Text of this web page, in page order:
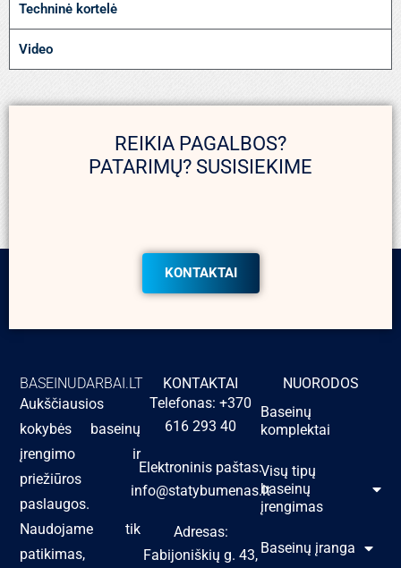
Techninė kortelė
Video
REIKIA PAGALBOS?
PATARIMŲ? SUSISIEKIME
KONTAKTAI
BASEINUDARBAI.LT
Aukščiausios
kokybės baseinų
įrengimo ir
priežiūros
paslaugos.
Naudojame tik
patikimas,
KONTAKTAI
Telefonas: +370
616 293 40
Elektroninis paštas:
info@statybumenas.lt
Adresas:
Fabijoniškių g. 43,
NUORODOS
Baseinų
komplektai
Visų tipų
baseinų
įrengimas
Baseinų įranga